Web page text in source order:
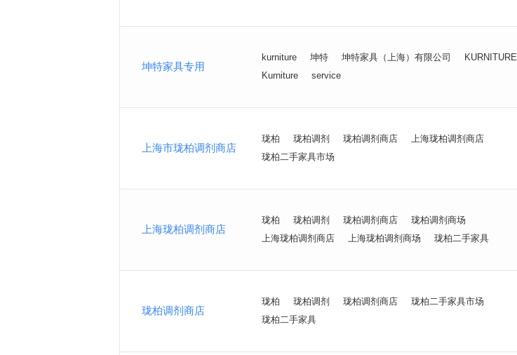
坤特家具专用
kurniture 坤特 坤特家具（上海）有限公司
KURNITURE
Kurniture
service
上海市珑柏调剂商店
珑柏 珑柏调剂 珑柏调剂商店
上海珑柏调剂商店
珑柏二手家具市场
上海珑柏调剂商店
珑柏 珑柏调剂 珑柏调剂商店
珑柏调剂商场
上海珑柏调剂商店
上海珑柏调剂商场 珑柏二手家具
珑柏调剂商店
珑柏 珑柏调剂 珑柏调剂商店
珑柏二手家具市场
珑柏二手家具